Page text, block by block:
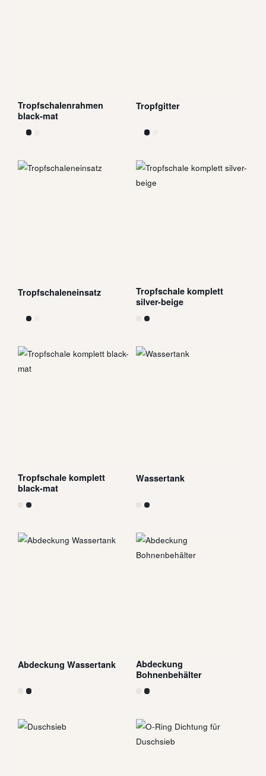
Tropfschalenrahmen
black-mat
Tropfgitter
Tropfschaleneinsatz
Tropfschale komplett
silver-beige
Tropfschale komplett
black-mat
Wassertank
Abdeckung Wassertank
Abdeckung
Bohnenbehälter